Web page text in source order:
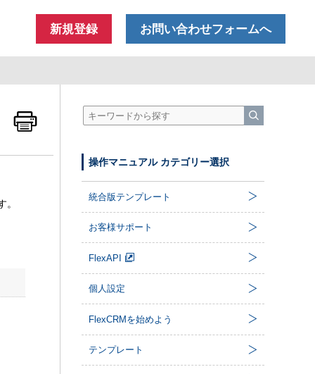
新規登録 お問い合わせフォームへ
。
操作マニュアル カテゴリー選択
統合版テンプレート
お客様サポート
FlexAPI
個人設定
FlexCRMを始めよう
テンプレート